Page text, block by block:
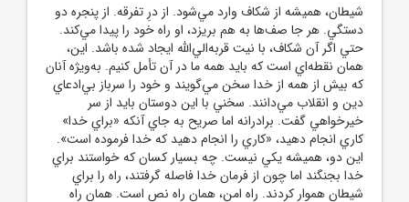
شيطان، هميشه از شکاف وارد مي‌شود. از درِ تفرقه. از پنجره دو
دستگي. هر جا صف‌ها به هم بريزد، او راه خود را پيدا مي‌کند.
حتي اگر آن شکاف، با نيت قربه‌الي‌الله ايجاد شده باشد. اين،
همان نقطه‌اي است که بايد همه ما در آن تأمل کنيم. به‌ويژه آنان
که بيش از همه از خدا سخن مي‌گويند و خود را سرباز بي‌ادعاي
دين و انقلاب مي‌دانند. سخني با اين دوستان بايد از سر
خيرخواهي گفت. برادرانه اما صريح به جاي آنکه «براي خدا»
کاري انجام دهيد، «کاري را انجام دهيد که خدا فرموده است».
اين دو، هميشه يکي نيست. چه بسيار کسان که خواستند براي
خدا بجنگند اما چون از فرمان خدا فاصله گرفتند، راه را براي
شيطان هموار کردند. راه امن، همان راه نص است. همان راه